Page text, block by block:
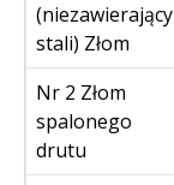
(niezawierający
stali) Złom
Nr 2 Złom
spalonego
drutu